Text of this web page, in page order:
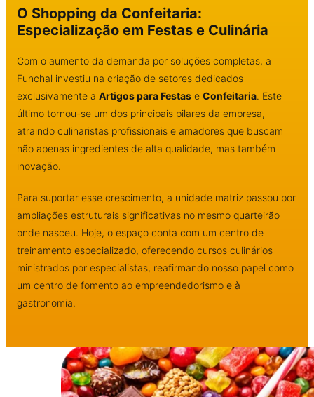
O Shopping da Confeitaria:
Especialização em Festas e Culinária
Com o aumento da demanda por soluções completas, a
Funchal investiu na criação de setores dedicados
exclusivamente a Artigos para Festas e Confeitaria. Este
último tornou-se um dos principais pilares da empresa,
atraindo culinaristas profissionais e amadores que buscam
não apenas ingredientes de alta qualidade, mas também
inovação.
Para suportar esse crescimento, a unidade matriz passou por
ampliações estruturais significativas no mesmo quarteirão
onde nasceu. Hoje, o espaço conta com um centro de
treinamento especializado, oferecendo cursos culinários
ministrados por especialistas, reafirmando nosso papel como
um centro de fomento ao empreendedorismo e à
gastronomia.